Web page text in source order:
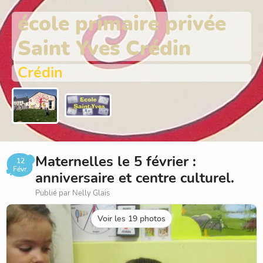
école primaire privée
Saint Yves Crédin
Crédin
12
Févr.
Maternelles le 5 février :
anniversaire et centre culturel.
Publié par Nelly Glais
Voir les 19 photos